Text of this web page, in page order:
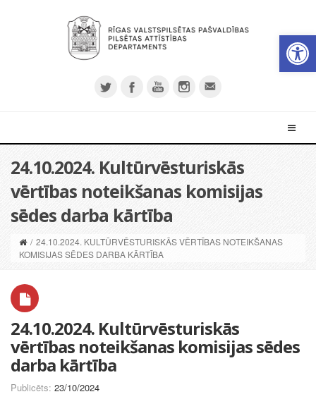
24.10.2024. Kultūrvēsturiskās
vērtības noteikšanas komisijas
sēdes darba kārtība
/ 24.10.2024. KULTŪRVĒSTURISKĀS VĒRTĪBAS NOTEIKŠANAS
KOMISIJAS SĒDES DARBA KĀRTĪBA
24.10.2024. Kultūrvēsturiskās
vērtības noteikšanas komisijas sēdes
darba kārtība
Publicēts: 23/10/2024